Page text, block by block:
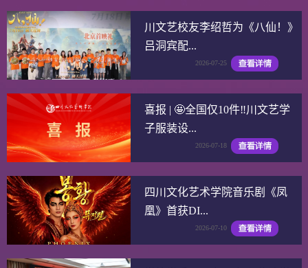
川文艺校友李绍哲为《八仙！》
吕洞宾配...
2026-07-25
喜报 | 🤩全国仅10件‼️川文艺学
子服装设...
2026-07-18
四川文化艺术学院音乐剧《凤
凰》首获DI...
2026-07-10